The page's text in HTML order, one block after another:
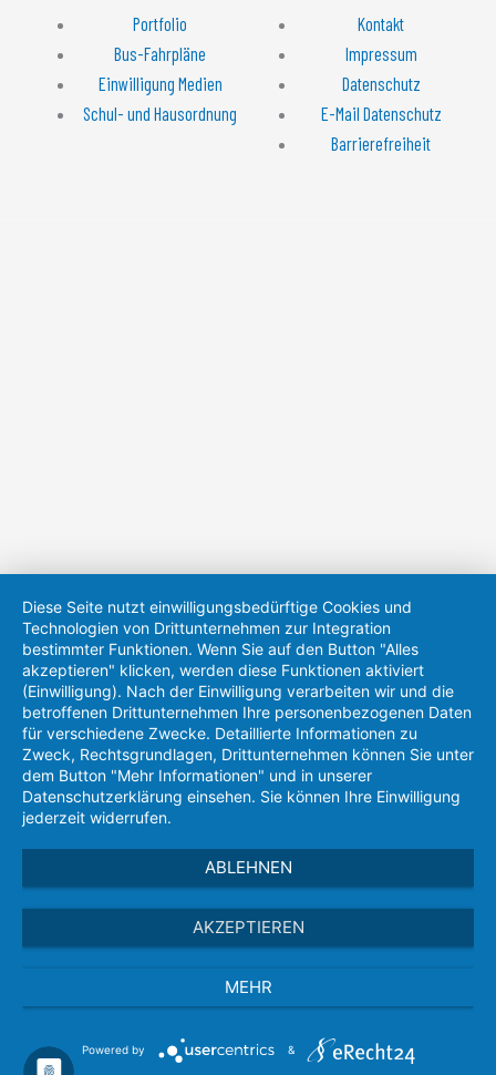
Portfolio
Bus-Fahrpläne
Einwilligung Medien
Schul- und Hausordnung
Kontakt
Impressum
Datenschutz
E-Mail Datenschutz
Barrierefreiheit
Diese Seite nutzt einwilligungsbedürftige Cookies und
Technologien von Drittunternehmen zur Integration
bestimmter Funktionen. Wenn Sie auf den Button "Alles
akzeptieren" klicken, werden diese Funktionen aktiviert
(Einwilligung). Nach der Einwilligung verarbeiten wir und die
betroffenen Drittunternehmen Ihre personenbezogenen Daten
für verschiedene Zwecke. Detaillierte Informationen zu
Zweck, Rechtsgrundlagen, Drittunternehmen können Sie unter
dem Button "Mehr Informationen" und in unserer
Datenschutzerklärung einsehen. Sie können Ihre Einwilligung
jederzeit widerrufen.
ABLEHNEN
AKZEPTIEREN
MEHR
Powered by &